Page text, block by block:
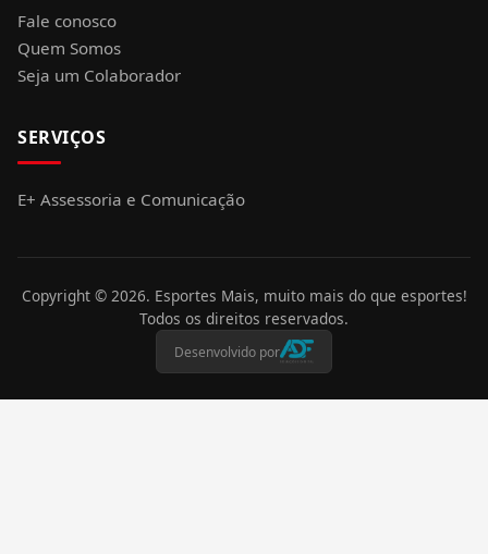
Fale conosco
Quem Somos
Seja um Colaborador
SERVIÇOS
E+ Assessoria e Comunicação
Copyright © 2026. Esportes Mais, muito mais do que esportes!
Todos os direitos reservados.
Desenvolvido por